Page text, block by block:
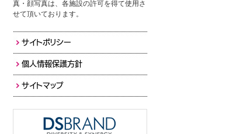
真・顔写真は、各施設の許可を得て使用さ
せて頂いております。
サイトポリシー
個人情報保護方針
サイトマップ